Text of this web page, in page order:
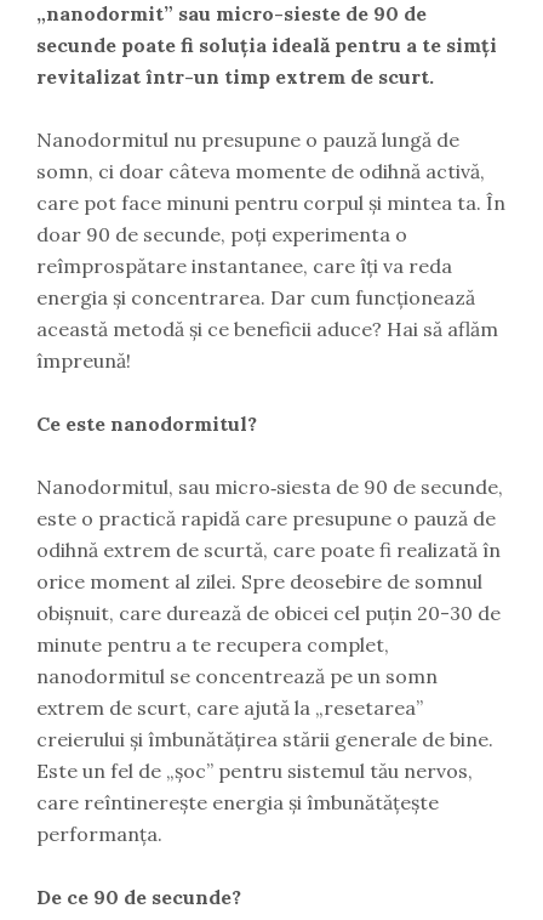
„nanodormit” sau micro-sieste de 90 de
secunde poate fi soluția ideală pentru a te simți
revitalizat într-un timp extrem de scurt.
Nanodormitul nu presupune o pauză lungă de
somn, ci doar câteva momente de odihnă activă,
care pot face minuni pentru corpul și mintea ta. În
doar 90 de secunde, poți experimenta o
reîmprospătare instantanee, care îți va reda
energia și concentrarea. Dar cum funcționează
această metodă și ce beneficii aduce? Hai să aflăm
împreună!
Ce este nanodormitul?
Nanodormitul, sau micro‑siesta de 90 de secunde,
este o practică rapidă care presupune o pauză de
odihnă extrem de scurtă, care poate fi realizată în
orice moment al zilei. Spre deosebire de somnul
obișnuit, care durează de obicei cel puțin 20-30 de
minute pentru a te recupera complet,
nanodormitul se concentrează pe un somn
extrem de scurt, care ajută la „resetarea”
creierului și îmbunătățirea stării generale de bine.
Este un fel de „șoc” pentru sistemul tău nervos,
care reîntinerește energia și îmbunătățește
performanța.
De ce 90 de secunde?